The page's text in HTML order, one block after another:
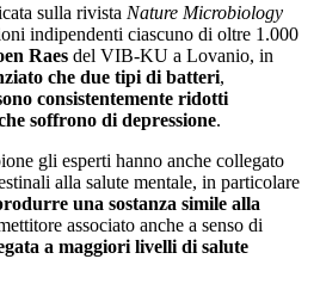
sulla rivista Nature Microbiology
indipendenti ciascuno di oltre 1.000
Raes del VIB-KU a Lovanio, in
che due tipi di batteri,
consistentemente ridotti
soffrono di depressione.
gli esperti hanno anche collegato
alla salute mentale, in particolare
una sostanza simile alla
associato anche a senso di
a maggiori livelli di salute